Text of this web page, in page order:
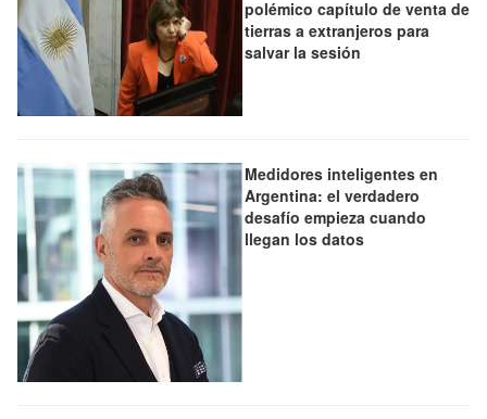
polémico capítulo de venta de
tierras a extranjeros para
salvar la sesión
Medidores inteligentes en
Argentina: el verdadero
desafío empieza cuando
llegan los datos